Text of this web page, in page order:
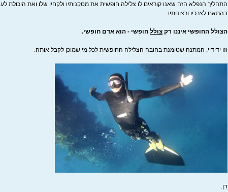
התהליך הנפלא הזה שאנו קוראים לו צלילה חופשית את מסקנותיו ולקחיו שלו ואת היכולת
בהתאם לצרכיו ורצונותיו.
הצולל החופשי איננו רק צולל חופשי - הוא אדם חופשי.
וזו ידידיי, המתנה שטומנת בחובה הצלילה החופשית לכל מי שמוכן לקבל אותה.
דן.